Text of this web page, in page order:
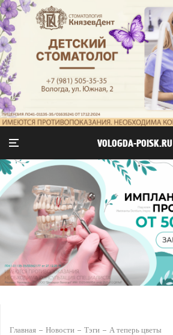
VOLOGDA-POISK.RU
Главная Новости Тэги А теперь цветы